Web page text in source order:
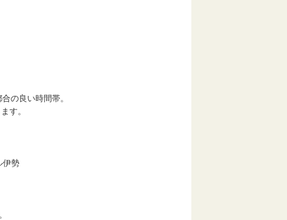
の良い時間帯。
す。
伊勢